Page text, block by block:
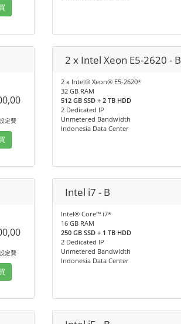
定費
2 x Intel Xeon E5-2620 - B
2 x Intel® Xeon® E5-2620*
32 GB RAM
512 GB SSD + 2 TB HDD
2 Dedicated IP
Unmetered Bandwidth
Indonesia Data Center
定費
Intel i7 - B
Intel® Core™ i7*
16 GB RAM
250 GB SSD + 1 TB HDD
2 Dedicated IP
Unmetered Bandwidth
Indonesia Data Center